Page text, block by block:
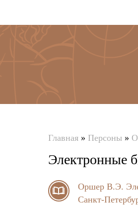
здесь
Главная » Персоны »
Электронные
Оршер В.Э.
Санкт-